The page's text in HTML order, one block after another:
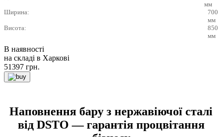
мм
Ширина:
700
мм
Висота:
850
мм
В наявності
на складі в Харкові
51397 грн.
Наповнення бару з нержавіючої сталі
від DSTO — гарантія процвітання